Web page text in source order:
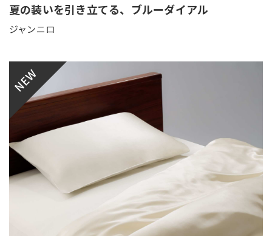
夏の装いを引き立てる、ブルーダイアル
ジャンニロ
NEW